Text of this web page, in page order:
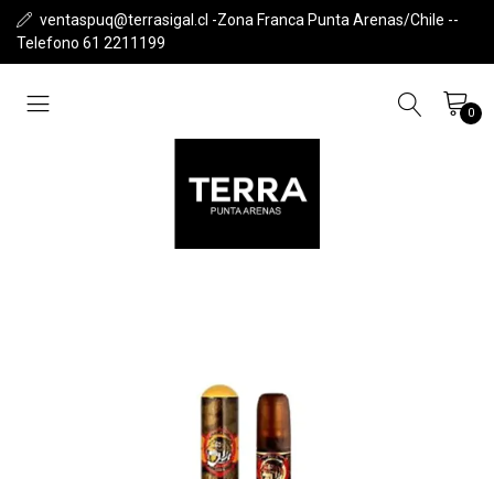
ventaspuq@terrasigal.cl -Zona Franca Punta Arenas/Chile --
Telefono 61 2211199
0